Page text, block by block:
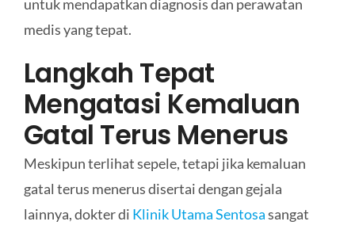
untuk mendapatkan diagnosis dan perawatan
medis yang tepat.
Langkah Tepat
Mengatasi Kemaluan
Gatal Terus Menerus
Meskipun terlihat sepele, tetapi jika kemaluan
gatal terus menerus disertai dengan gejala
lainnya, dokter di Klinik Utama Sentosasangat